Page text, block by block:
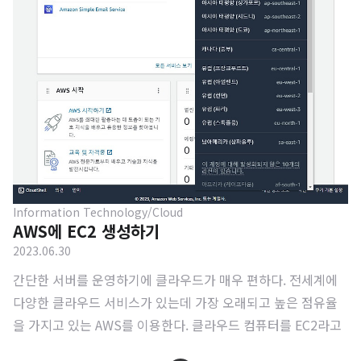
Information Technology/Cloud
AWS에 EC2 생성하기
2023.06.30
간단한 서버를 운영하기에 클라우드가 매우 편하다. 전세계에
다양한 클라우드 서비스가 있는데 가장 오래되고 높은 점유율
을 가지고 있는 AWS를 이용한다. 클라우드 컴퓨터를 EC2라고